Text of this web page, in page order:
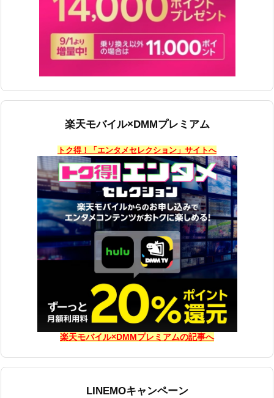
楽天モバイル×DMMプレミアム
トク得！「エンタメセレクション」サイトへ
楽天モバイル×DMMプレミアムの記事へ
LINEMOキャンペーン